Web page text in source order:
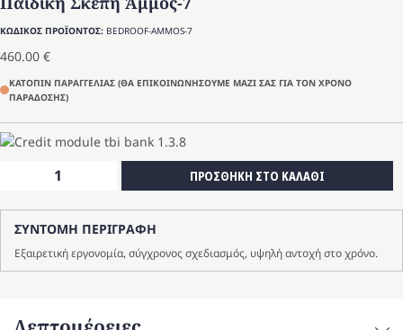
ΚΩΔΙΚΟΣ ΠΡΟΪΟΝΤΟΣ: BEDROOF-AMMOS-7
460.00 €
ΚΑΤΟΠΙΝ ΠΑΡΑΓΓΕΛΙΑΣ (ΘΑ ΕΠΙΚΟΙΝΩΝΗΣΟΥΜΕ ΜΑΖΙ ΣΑΣ ΓΙΑ ΤΟΝ ΧΡΟΝΟ
ΠΑΡΑΔΟΣΗΣ)
Άμμος-7
ποσότητα
ΠΡΟΣΘΗΚΗ ΣΤΟ ΚΑΛΑΘΙ
ΣΥΝΤΟΜΗ ΠΕΡΙΓΡΑΦΗ
Εξαιρετική εργονομία, σύγχρονος σχεδιασμός, υψηλή αντοχή στο χρόνο.